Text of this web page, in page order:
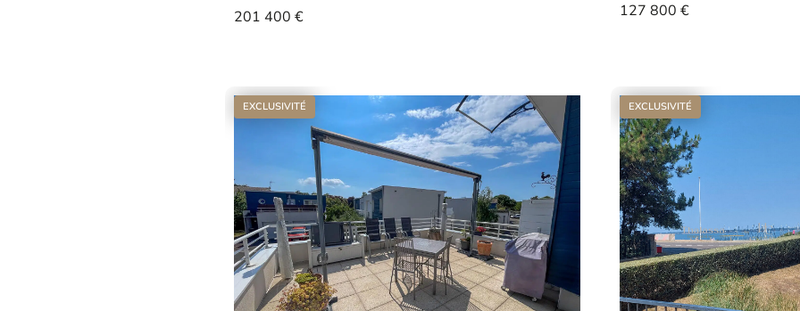
201 400 €
127 800 €
EXCLUSIVITÉ EXCLUSIVITÉ